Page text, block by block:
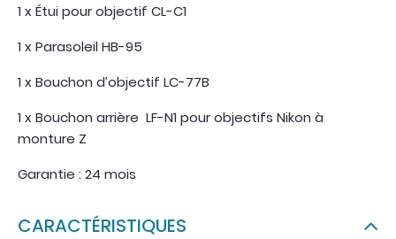
1 x Étui pour objectif CL-C1
1 x Parasoleil HB-95
1 x Bouchon d’objectif LC-77B
1 x Bouchon arrière LF-N1 pour objectifs Nikon à
monture Z
Garantie : 24 mois
CARACTÉRISTIQUES